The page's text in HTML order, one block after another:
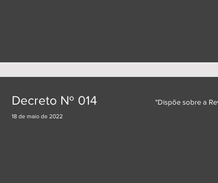
Decreto Nº 014
18 de maio de 2022
"Dispõe sobre a